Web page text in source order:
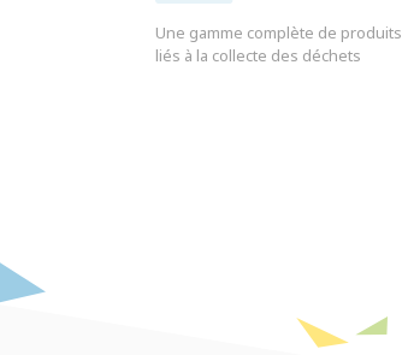
Une gamme complète de produits
liés à la collecte des déchets